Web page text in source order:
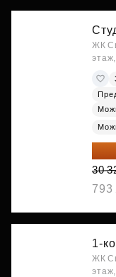
ЖК
23
30
793
1-
ЖК